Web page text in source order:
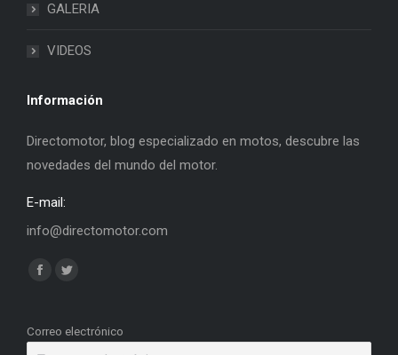
GALERIA
VIDEOS
Información
Directomotor, blog especializado en motos, descubre las
novedades del mundo del motor.
E-mail:
info@directomotor.com
Find us on:
Facebook
opens
Twitter
opens
Correo electrónico